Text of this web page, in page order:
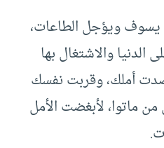
يسوف ويؤجل الطاعات،
والاشتغال بها
أملك، وقربت نفسك
ماتوا، لأبغضت الأمل